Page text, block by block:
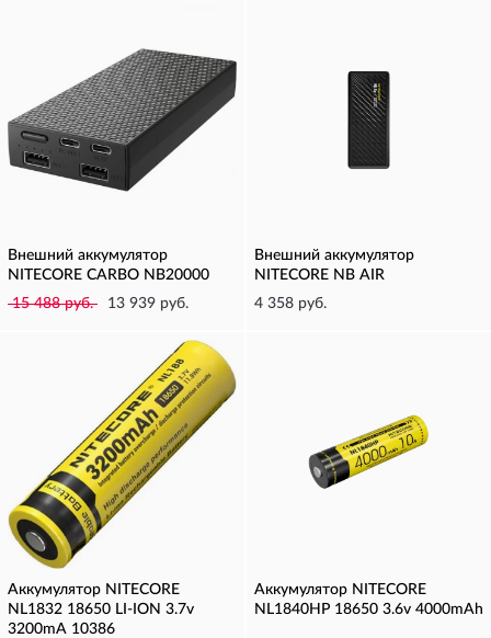
Внешний аккумулятор
NITECORE CARBO NB20000
15 488 руб.
13 939 руб.
Внешний аккумулятор
NITECORE NB AIR
4 358 руб.
Аккумулятор NITECORE
NL1832 18650 LI-ION 3.7v
3200mA 10386
Аккумулятор NITECORE
NL1840HP 18650 3.6v 4000mAh